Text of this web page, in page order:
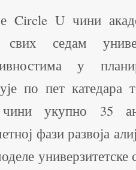
Circle U чини
седам
у
по пет катедара
укупно 35
фази развоја
универзитетске